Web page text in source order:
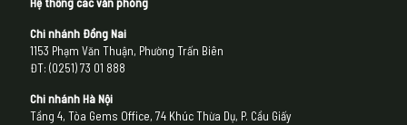
Chi nhánh Đồng Nai
1153 Phạm Văn Thuận, Phường Trấn Biên
ĐT: (0251) 73 01 888
Chi nhánh Hà Nội
Tầng 4, Tòa Gems Office, 74 Khúc Thừa Dụ, P. Cầu Giấy